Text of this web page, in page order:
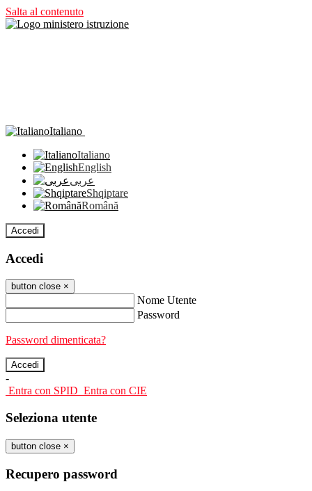
Salta al contenuto
Italiano
Italiano
English
عربى
Shqiptare
Română
Accedi
Accedi
button close ×
Nome Utente
Password
Password dimenticata?
-
Entra con SPID Entra con CIE
Seleziona utente
button close ×
Recupero password